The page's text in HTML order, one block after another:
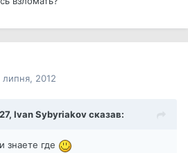
липня, 2012
Ivan Sybyriakov сказав:
знаете где